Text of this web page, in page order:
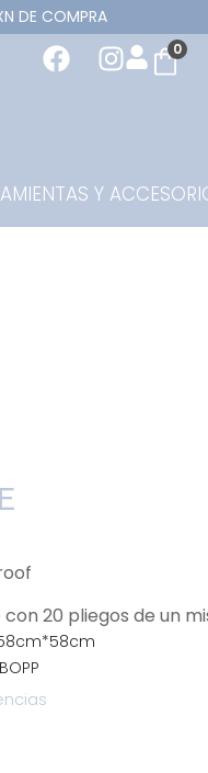
DE COMPRA
0
Y
con 20 pliegos de un